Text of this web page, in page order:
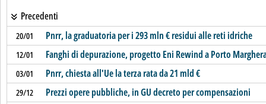
Precedenti
20/01 Pnrr, la graduatoria per i 293 mln € residui alle reti idriche
12/01 Fanghi di depurazione, progetto Eni Rewind a Porto
03/01 Pnrr, chiesta all'Ue la terza rata da 21 mld €
29/12 Prezzi opere pubbliche, in GU decreto per compensazioni